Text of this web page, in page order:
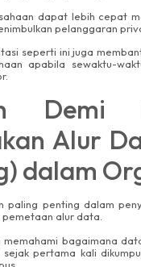
dapat lebih cepat
pelanggaran
seperti ini juga
apabila sewaktu-
Demi
Alur
dalam
paling penting dalam
alur data.
memahami bagaimana
pertama kali